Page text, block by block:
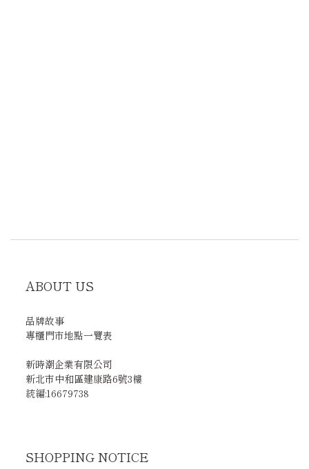
ABOUT US
品牌故事
專櫃門市地點一覽表
新時潮企業有限公司
新北市中和區建康路6號3樓
統編:16679738
SHOPPING NOTICE